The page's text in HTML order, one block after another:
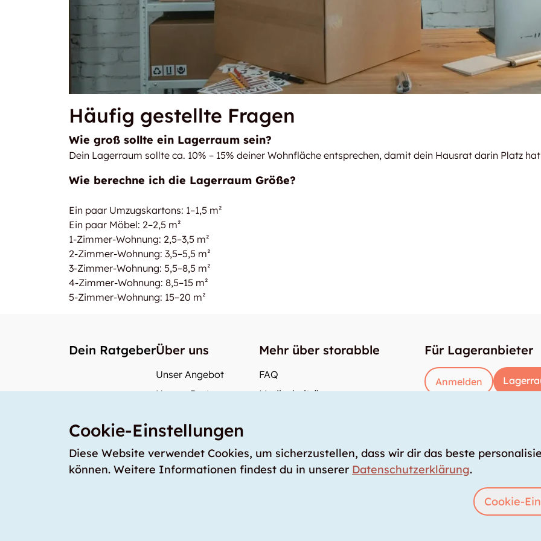
Häufig gestellte Fragen
Wie groß sollte ein Lagerraum sein?
Dein Lagerraum sollte ca. 10% – 15% deiner Wohnfläche entsprechen, damit dein Hausrat darin Platz
Wie berechne ich die Lagerraum Größe?
Ein paar Umzugskartons: 1–1,5 m²
Ein paar Möbel: 2–2,5 m²
1-Zimmer-Wohnung: 2,5–3,5 m²
2-Zimmer-Wohnung: 3,5–5,5 m²
3-Zimmer-Wohnung: 5,5–8,5 m²
4-Zimmer-Wohnung: 8,5–15 m²
5-Zimmer-Wohnung: 15–20 m²
Dein RatgeberÜber uns
Unser Angebot
Unsere Partner
Unsere Preise
storabble Schweiz
storabble Deutschland
Mehr über storabble
FAQ
Medienbeiträge
Für Lageranbieter
Anmelden
Cookie-Einstellungen
Diese Website verwendet Cookies, um sicherzustellen, dass wir dir das beste
können. Weitere Informationen findest du in unserer Datenschutzerklärung.
Cookie-